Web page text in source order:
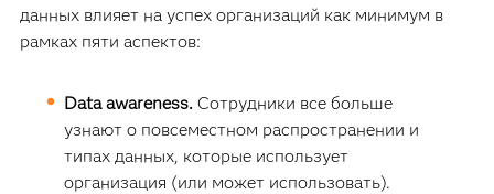
данных влияет на успех организаций как минимум в
рамках пяти аспектов:
Data awareness.Сотрудники все больше
узнают о повсеместном распространении и
типах данных, которые использует
организация (или может использовать).